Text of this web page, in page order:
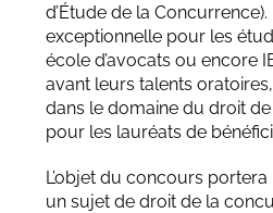
d’Étude de la
exceptionnelle pour les
école d’avocats ou encore
avant leurs talents
dans le domaine du droit
pour les lauréats de
L’objet du concours
un sujet de droit de la